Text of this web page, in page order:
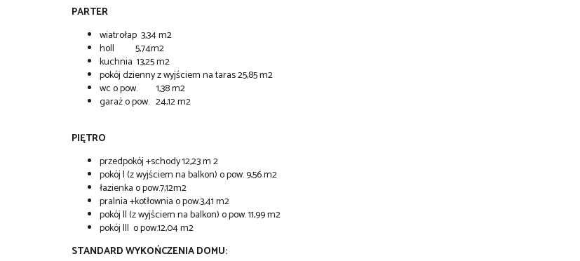
PARTER
wiatrołap 3,34 m2
holl 5,74m2
kuchnia 13,25m2
pokój dzienny z wyjściem na taras 25,85 m2
wc o pow. 1,38 m2
garaż o pow. 24,12 m2
PIĘTRO
przedpokój +schody 12,23 m 2
pokój I (z wyjściem na balkon) o pow. 9,56 m2
łazienka o pow.7,12m2
pralnia +kotłownia o pow.3,41 m2
pokój II (z wyjściem na balkon) o pow. 11,99 m2
pokój III o pow.12,04 m2
STANDARD WYKOŃCZENIA DOMU: